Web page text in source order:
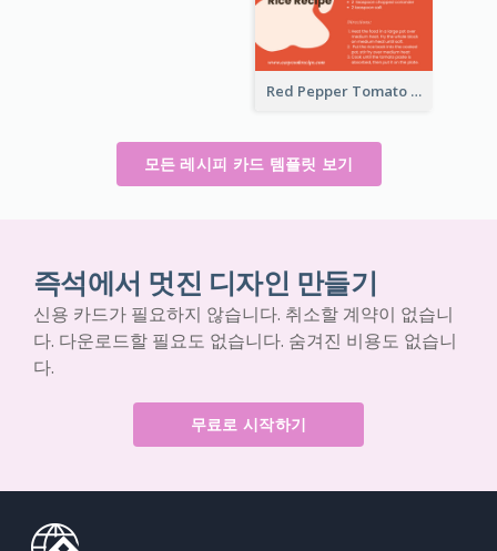
Red Pepper Tomato Rice Recipe Card
모든 레시피 카드 템플릿 보기
즉석에서 멋진 디자인 만들기
신용 카드가 필요하지 않습니다. 취소할 계약이 없습니
다. 다운로드할 필요도 없습니다. 숨겨진 비용도 없습니
다.
무료로 시작하기